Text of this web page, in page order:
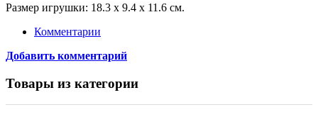
Размер игрушки: 18.3 x 9.4 x 11.6 см.
Комментарии
Добавить комментарий
Товары из категории